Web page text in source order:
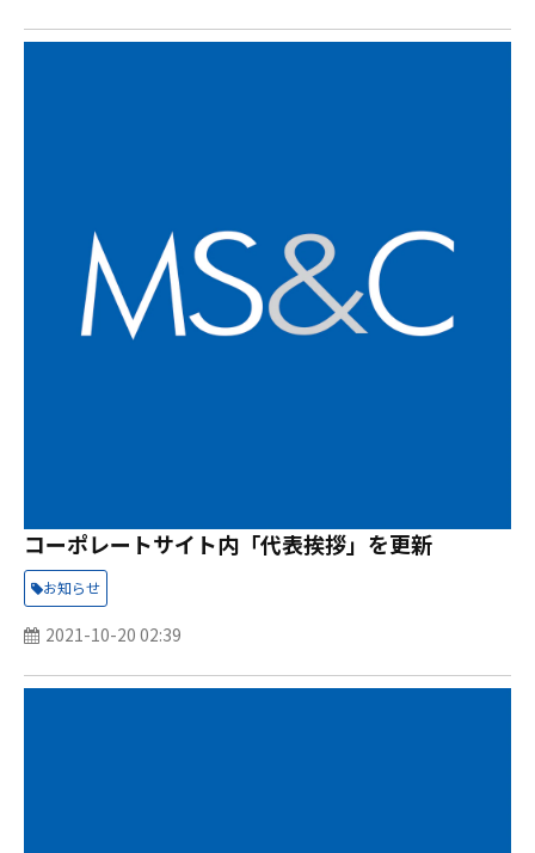
コーポレートサイト内「代表挨拶」を更新
お知らせ
2021-10-20 02:39